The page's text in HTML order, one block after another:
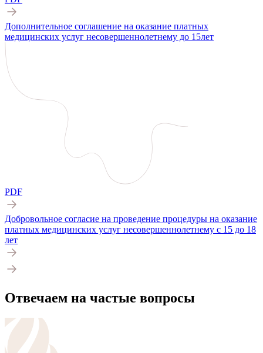
Дополнительное соглашение на оказание платных
медицинских услуг несовершеннолетнему до 15лет
PDF
Добровольное согласие на проведение процедуры на оказание
платных медицинских услуг несовершеннолетнему с 15 до 18
лет
Отвечаем на частые вопросы